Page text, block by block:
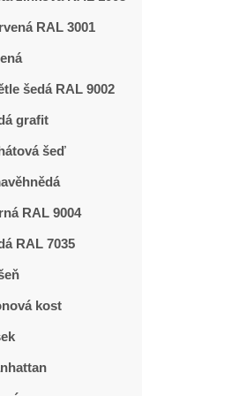
RAL 3001
šedá RAL 9002
grafit
šeď
RAL 9004
RAL 7035
kost